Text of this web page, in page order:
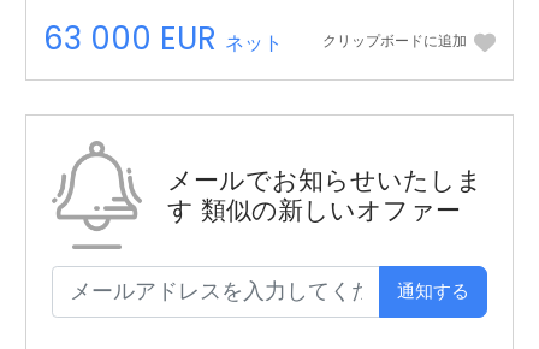
63 000 EUR ネット クリップボードに追加
メールでお知らせいたしま
す 類似の新しいオファー
通知する